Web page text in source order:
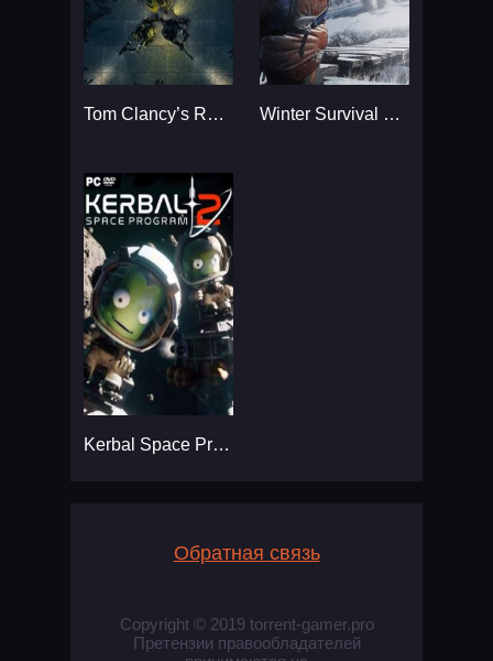
Tom Clancy’s Rainbow Six Winter Survival Simulator
Kerbal Space Program 2
Обратная связь
Copyright © 2019 torrent-gamer.pro
Претензии правообладателей